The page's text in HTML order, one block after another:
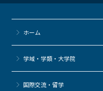
ホーム
学域・学類・大学院
国際交流・留学